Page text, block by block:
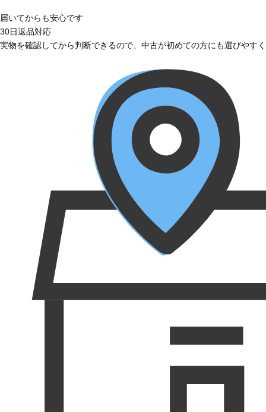
届いてからも安心です
30日返品対応
実物を確認してから判断できるので、中古が初めての方にも選びやす